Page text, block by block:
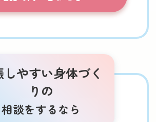
やすい身体づく
りの
相談をするなら